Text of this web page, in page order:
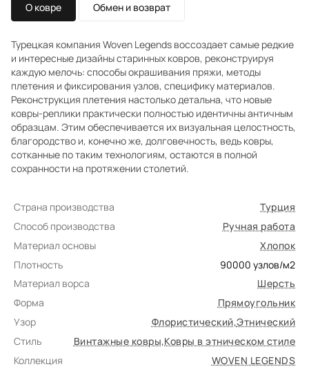
О ковре Обмен и возврат
Турецкая компания Woven Legends воссоздает самые редкие
и интересные дизайны старинных ковров, реконструируя
каждую мелочь: способы окрашивания пряжи, методы
плетения и фиксирования узлов, специфику материалов.
Реконструкция плетения настолько детальна, что новые
ковры-реплики практически полностью идентичны античным
образцам. Этим обеспечивается их визуальная целостность,
благородство и, конечно же, долговечность, ведь ковры,
сотканные по таким технологиям, остаются в полной
сохранности на протяжении столетий.
Страна производства
Турция
Способ производства
Ручная работа
Материал основы
Хлопок
Плотность
90000 узлов/м2
Материал ворса
Шерсть
Форма
Прямоугольник
Узор
Флористический,Этнический
Стиль
Винтажные ковры,Ковры в этническом стиле
Коллекция
WOVEN LEGENDS